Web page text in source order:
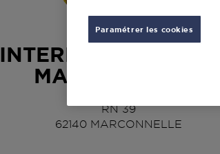
INTERMARCHE
MARCONNELLE
RN 39
62140 MARCONNELLE
Paramétrer les cookies